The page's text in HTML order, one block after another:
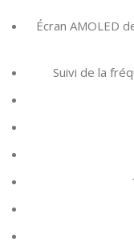
Écran AMOLED
Suivi de la